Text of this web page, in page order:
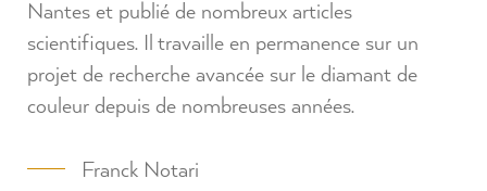
Nantes et publié de nombreux articles
scientifiques. Il travaille en permanence sur un
projet de recherche avancée sur le diamant de
couleur depuis de nombreuses années.
Franck Notari